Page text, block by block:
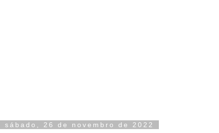
sábado, 26 de novembro de 2022